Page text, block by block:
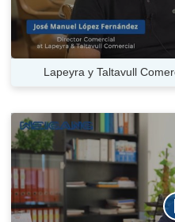
Lapeyra y Taltavull